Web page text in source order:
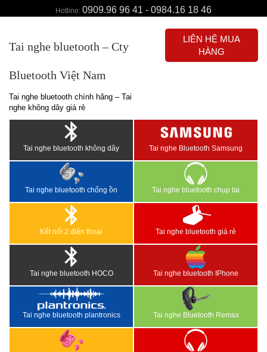
Hotline: 0909.96 96 41 - 0984.16 18 46
Tai nghe bluetooth – Cty
Bluetooth Việt Nam
Tai nghe bluetooth chính hãng – Tai
nghe không dây giá rẻ
LIÊN HỆ MUA
HÀNG
Tai nghe bluetooth không dây Tai nghe Bluetooth Samsung
Tai nghe bluetooth chống ồn Tai nghe bluetooth chụp tai
Kết nối 2 điện thoại Tai nghe bluetooth giá rẻ
Tai nghe bluetooth HOCO Tai nghe bluetooth IPhone
Tai nghe bluetooth plantronics Tai nghe Bluetooth Remax